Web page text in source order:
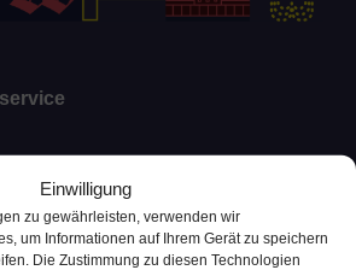
Einwilligung
zu gewährleisten, verwenden wir
um Informationen auf Ihrem Gerät zu speichern
Die Zustimmung zu diesen Technologien
Anfragen